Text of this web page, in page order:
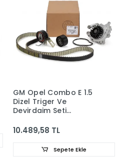
GM Opel Combo E 1.5
Dizel Triger Ve
Devirdaim Seti
10.489,58 TL
Sepete Ekle